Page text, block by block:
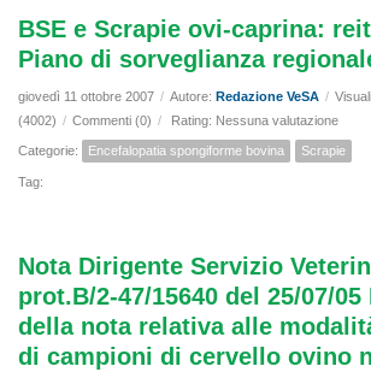
BSE e Scrapie ovi-caprina:
Piano di sorveglianza
giovedì 11 ottobre 2007 / Autore: Redazione VeSA /
(4002) / Commenti (0) / Rating: Nessuna valutazione
Categorie: Encefalopatia spongiforme bovina Scrapie
Tag:
Nota Dirigente Servizio
prot.B/2-47/15640 del 25/07/
della nota relativa alle
di campioni di cervello ovino